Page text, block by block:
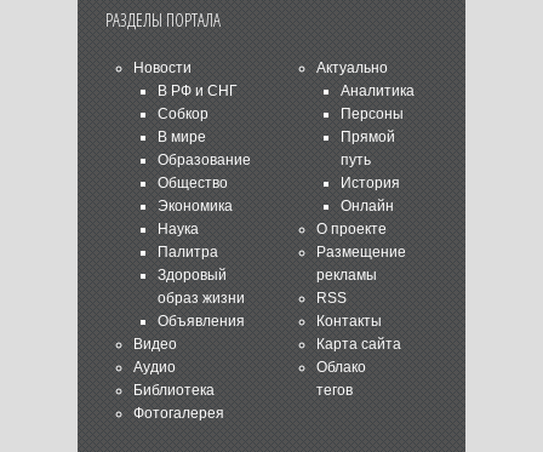
РАЗДЕЛЫ ПОРТАЛА
Новости
В РФ и СНГ
Собкор
В мире
Образование
Общество
Экономика
Наука
Палитра
Здоровый
образ жизни
Объявления
Видео
Аудио
Библиотека
Фотогалерея
Актуально
Аналитика
Персоны
Прямой
путь
История
Онлайн
О проекте
Размещение
рекламы
RSS
Контакты
Карта сайта
Облако
тегов